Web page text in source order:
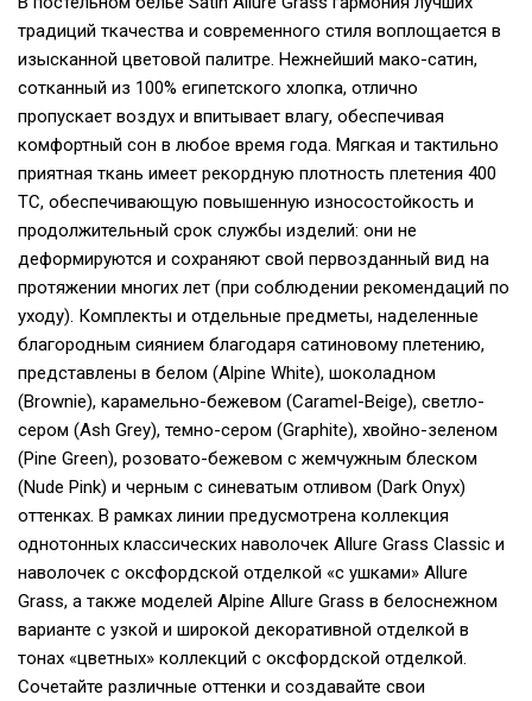
традиций ткачества и современного стиля воплощается в
изысканной цветовой палитре. Нежнейший мако-сатин,
сотканный из 100% египетского хлопка, отлично
пропускает воздух и впитывает влагу, обеспечивая
комфортный сон в любое время года. Мягкая и тактильно
приятная ткань имеет рекордную плотность плетения 400
ТС, обеспечивающую повышенную износостойкость и
продолжительный срок службы изделий: они не
деформируются и сохраняют свой первозданный вид на
протяжении многих лет (при соблюдении рекомендаций по
уходу). Комплекты и отдельные предметы, наделенные
благородным сиянием благодаря сатиновому плетению,
представлены в белом (Alpine White), шоколадном
(Brownie), карамельно-бежевом (Caramel-Beige), светло-
сером (Ash Grey), темно-сером (Graphite), хвойно-зеленом
(Pine Green), розовато-бежевом с жемчужным блеском
(Nude Pink) и черным c синеватым отливом (Dark Onyx)
оттенках. В рамках линии предусмотрена коллекция
однотонных классических наволочек Allure Grass Classic и
наволочек с оксфордской отделкой «с ушками» Allure
Grass, а также моделей Alpine Allure Grass в белоснежном
варианте с узкой и широкой декоративной отделкой в
тонах «цветных» коллекций с оксфордской отделкой.
Сочетайте различные оттенки и создавайте свои